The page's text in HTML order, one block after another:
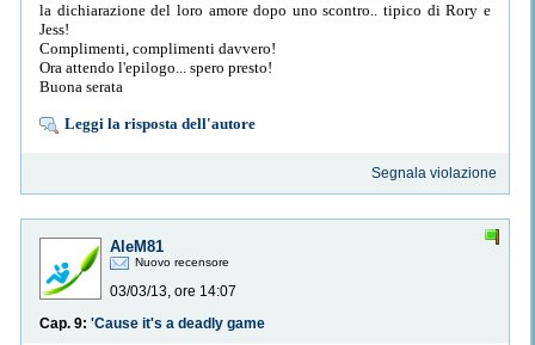
la dichiarazione del loro amore dopo uno scontro.. tipico di Rory e
Jess!
Complimenti, complimenti davvero!
Ora attendo l'epilogo... spero presto!
Buona serata
Leggi la risposta dell'autore
Segnala violazione
AleM81
Nuovo recensore
03/03/13, ore 14:07
Cap. 9: 'Cause it's a deadly game